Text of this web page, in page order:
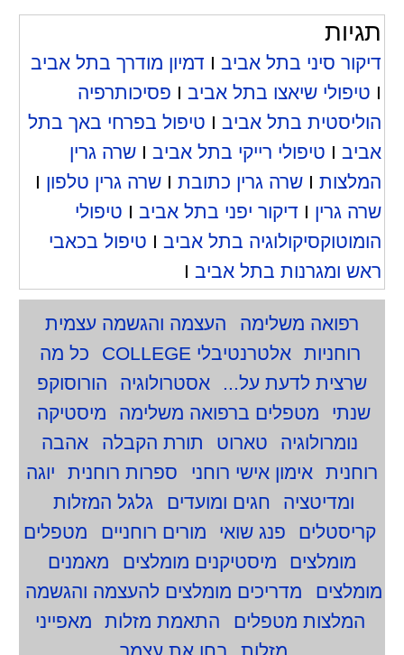
תגיות
דיקור סיני בתל אביבI
דמיון מודרך בתל אביב
I טיפולי שיאצו בתל אביבI
פסיכותרפיה
הוליסטית בתל אביבI
טיפול בפרחי באך בתל
אביבI טיפולי רייקי בתל אביבI
שרה גרין
המלצותI שרה גרין כתובתI שרה גרין טלפון
שרה גרין
דיקור יפני בתל אביבI
טיפולי
הומוטוקסיקולוגיה בתל אביבI
טיפול בכאבי
ראש ומגרנות בתל אביבI
רפואה משלימה
העצמה והגשמה עצמית
רוחניות
אלטרנטיבלי COLLEGE
כל מה
שרצית לדעת על...
אסטרולוגיה
הורוסוקפ
שנתי
מטפלים ברפואה משלימה
מיסטיקה
נומרולוגיה
טארוט תורת הקבלה
אהבה
רוחנית
אימון אישי רוחני ספרות רוחנית
יוגה
ומדיטציה
חגים ומועדים
גלגל המזלות
קריסטלים
פנג שואי מורים רוחניים
מטפלים
מומלצים
מיסטיקנים מומלצים
מאמנים
מומלצים
מדריכים מומלצים להעצמה והגשמה
המלצות מטפלים
התאמת מזלות
מאפייני